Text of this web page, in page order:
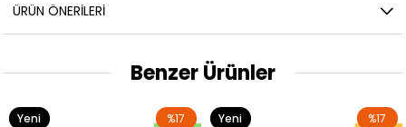
ÜRÜN ÖNERILERI
Benzer Ürünler
%17
Yeni
%17
Yeni